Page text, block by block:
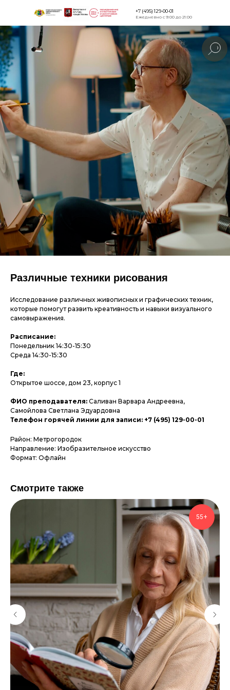
Версия для
+7 (495) 129-00-01
Ежедневно с 9:00 до 21:00
Различные техники рисования
Исследование различных живописных и графических техник,
которые помогут развить креативность и навыки визуального
самовыражения.
Расписание:
Понедельник 14:30-15:30
Среда 14:30-15:30
Где:
Открытое шоссе, дом 23, корпус 1
ФИО преподавателя: Саливан Варвара Андреевна,
Самойлова Светлана Эдуардовна
Телефон горячей линии для записи: +7 (495) 129-00-01
Район: Метрогородок
Направление: Изобразительное искусство
Формат: Офлайн
Смотрите также
55+